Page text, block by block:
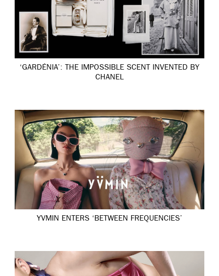
‘GARDÉNIA’: THE IMPOSSIBLE SCENT INVENTED BY
CHANEL
YVMIN ENTERS ‘BETWEEN FREQUENCIES’